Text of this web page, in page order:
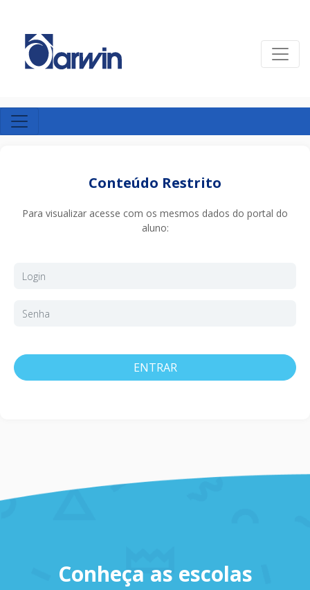
Conteúdo Restrito
Para visualizar acesse com os mesmos dados do portal do
aluno:
ENTRAR
Conheça as escolas